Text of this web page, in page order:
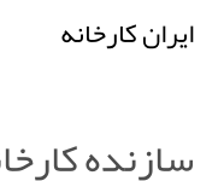
ایران کارخانه
سازنده